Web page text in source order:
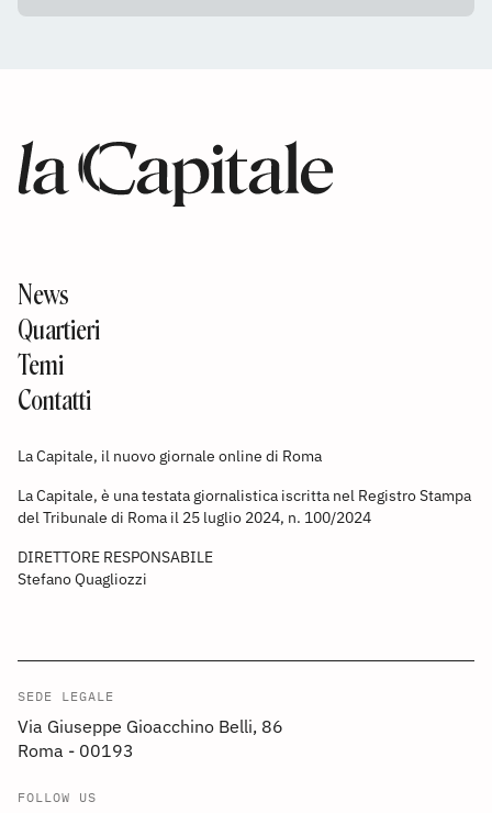
News
Quartieri
Temi
Contatti
La Capitale, il nuovo giornale online di Roma
La Capitale, è una testata giornalistica iscritta nel Registro Stampa
del Tribunale di Roma il 25 luglio 2024, n. 100/2024
DIRETTORE RESPONSABILE
Stefano Quagliozzi
SEDE LEGALE
Via Giuseppe Gioacchino Belli, 86
Roma - 00193
FOLLOW US